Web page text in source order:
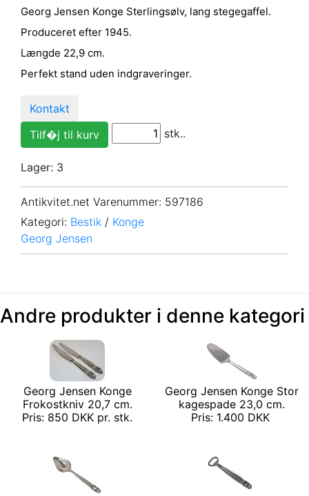
Georg Jensen Konge Sterlingsølv, lang stegegaffel.
Produceret efter 1945.
Længde 22,9 cm.
Perfekt stand uden indgraveringer.
Kontakt
stk..
Lager: 3
Antikvitet.net Varenummer: 597186
Kategori: Bestik / Konge
Georg Jensen
Andre produkter i denne kategori
Georg Jensen Konge
Frokostkniv 20,7 cm.
Pris: 850 DKK pr. stk.
Georg Jensen Konge Stor
kagespade 23,0 cm.
Pris: 1.400 DKK